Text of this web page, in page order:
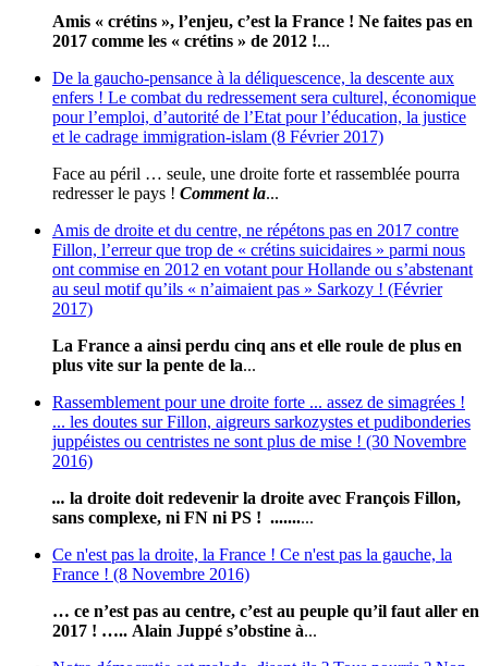
Amis « crétins », l’enjeu, c’est la France ! Ne faites pas en
2017 comme les « crétins » de 2012 !...
De la gaucho-pensance à la déliquescence, la descente aux
enfers ! Le combat du redressement sera culturel, économique
pour l’emploi, d’autorité de l’Etat pour l’éducation, la justice
et le cadrage immigration-islam (8 Février 2017)
Face au péril … seule, une droite forte et rassemblée pourra
redresser le pays ! Comment la...
Amis de droite et du centre, ne répétons pas en 2017 contre
Fillon, l’erreur que trop de « crétins suicidaires » parmi nous
ont commise en 2012 en votant pour Hollande ou s’abstenant
au seul motif qu’ils « n’aimaient pas » Sarkozy ! (Février
2017)
La France a ainsi perdu cinq ans et elle roule de plus en
plus vite sur la pente de la...
Rassemblement pour une droite forte ... assez de simagrées !
... les doutes sur Fillon, aigreurs sarkozystes et pudibonderies
juppéistes ou centristes ne sont plus de mise ! (30 Novembre
2016)
... la droite doit redevenir la droite avec François Fillon,
sans complexe, ni FN ni PS ! ..........
Ce n'est pas la droite, la France ! Ce n'est pas la gauche, la
France ! (8 Novembre 2016)
… ce n’est pas au centre, c’est au peuple qu’il faut aller en
2017 ! ….. Alain Juppé s’obstine à...